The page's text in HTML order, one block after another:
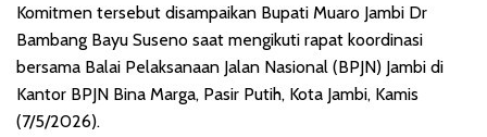
Komitmen tersebut disampaikan Bupati Muaro Jambi Dr
Bambang Bayu Suseno saat mengikuti rapat koordinasi
bersama Balai Pelaksanaan Jalan Nasional (BPJN) Jambi di
Kantor BPJN Bina Marga, Pasir Putih, Kota Jambi, Kamis
(7/5/2026).